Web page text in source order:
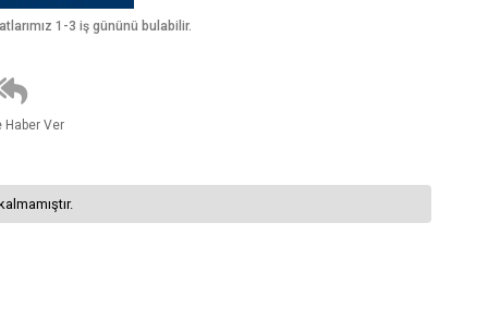
1-3 iş gününü bulabilir.
Haber Ver